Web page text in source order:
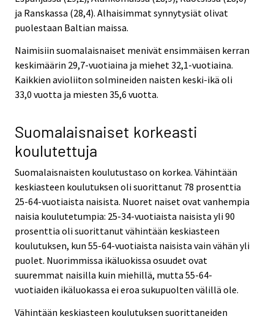
ja Ranskassa (28,4). Alhaisimmat synnytysiät olivat
puolestaan Baltian maissa.
Naimisiin suomalaisnaiset menivät ensimmäisen kerran
keskimäärin 29,7-vuotiaina ja miehet 32,1-vuotiaina.
Kaikkien avioliiton solmineiden naisten keski-ikä oli
33,0 vuotta ja miesten 35,6 vuotta.
Suomalaisnaiset korkeasti
koulutettuja
Suomalaisnaisten koulutustaso on korkea. Vähintään
keskiasteen koulutuksen oli suorittanut 78 prosenttia
25-64-vuotiaista naisista. Nuoret naiset ovat vanhempia
naisia koulutetumpia: 25-34-vuotiaista naisista yli 90
prosenttia oli suorittanut vähintään keskiasteen
koulutuksen, kun 55-64-vuotiaista naisista vain vähän yli
puolet. Nuorimmissa ikäluokissa osuudet ovat
suuremmat naisilla kuin miehillä, mutta 55-64-
vuotiaiden ikäluokassa ei eroa sukupuolten välillä ole.
Vähintään keskiasteen koulutuksen suorittaneiden